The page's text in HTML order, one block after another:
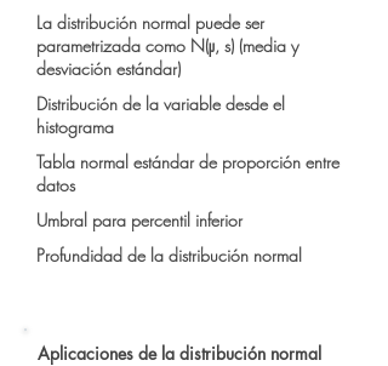
La distribución normal puede ser
parametrizada como N(μ, s) (media y
desviación estándar)
Distribución de la variable desde el
histograma
Tabla normal estándar de proporción entre
datos
Umbral para percentil inferior
Profundidad de la distribución normal
Aplicaciones de la distribución normal